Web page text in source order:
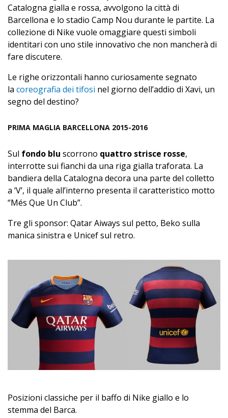
Catalogna gialla e rossa, avvolgono la città di
Barcellona e lo stadio Camp Nou durante le partite. La
collezione di Nike vuole omaggiare questi simboli
identitari con uno stile innovativo che non mancherà di
fare discutere.
Le righe orizzontali hanno curiosamente segnato
la coreografia dei tifosi nel giorno dell’addio di Xavi, un
segno del destino?
PRIMA MAGLIA BARCELLONA 2015-2016
Sul fondo blu scorrono quattro strisce rosse,
interrotte sui fianchi da una riga gialla traforata. La
bandiera della Catalogna decora una parte del colletto
a ‘V’, il quale all’interno presenta il caratteristico motto
“Més Que Un Club”.
Tre gli sponsor: Qatar Aiways sul petto, Beko sulla
manica sinistra e Unicef sul retro.
Posizioni classiche per il baffo di Nike giallo e lo
stemma del Barca.